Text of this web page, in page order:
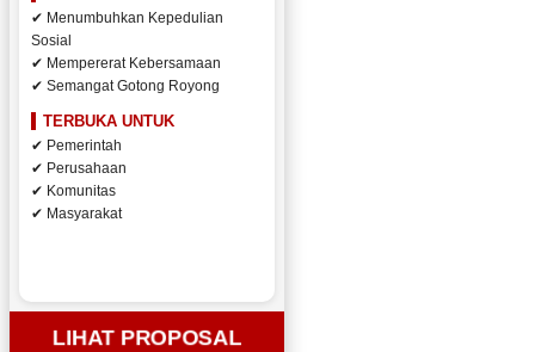
✔ Menumbuhkan Kepedulian
Sosial
✔ Mempererat Kebersamaan
✔ Semangat Gotong Royong
TERBUKA UNTUK
✔ Pemerintah
✔ Perusahaan
✔ Komunitas
✔ Masyarakat
LIHAT PROPOSAL